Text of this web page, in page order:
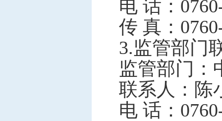
电 话：
传 真：
3.监管部门
监管部门：
联系人：陈
电 话：